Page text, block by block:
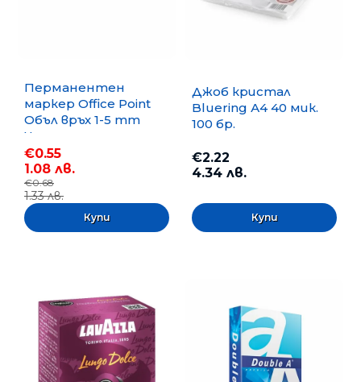
Перманентен
маркер Office Point
Объл връх 1-5 mm
Черен
€0.55
1.08 лв.
€0.68
1.33 лв.
Джоб кристал
Bluering А4 40 мик.
100 бр.
€2.22
4.34 лв.